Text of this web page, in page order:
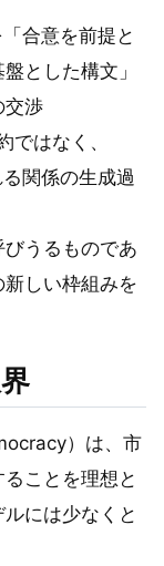
合意を前提と
とした構文」
交渉
ではなく、
関係の生成過
うるものであ
しい枠組みを
）は、市
ことを理想と
には少なくと